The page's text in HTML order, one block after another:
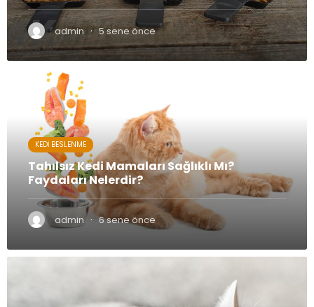
admin · 5 sene önce
KEDI BESLENME
Tahılsız Kedi Mamaları Sağlıklı Mı?
Faydaları Nelerdir?
admin · 6 sene önce